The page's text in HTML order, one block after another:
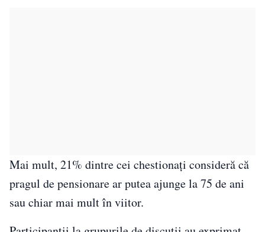
Mai mult, 21% dintre cei chestionați consideră că
pragul de pensionare ar putea ajunge la 75 de ani
sau chiar mai mult în viitor.